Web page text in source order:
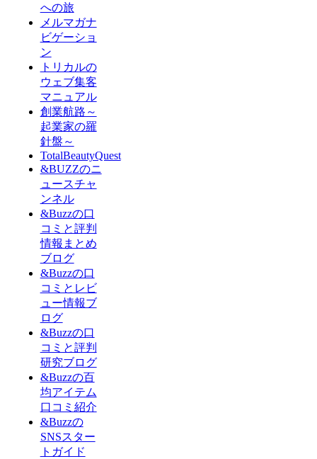
への旅
メルマガナ
ビゲーショ
ン
トリカルの
ウェブ集客
マニュアル
創業航路～
起業家の羅
針盤～
TotalBeautyQuest
&BUZZのニ
ュースチャ
ンネル
&Buzzの口
コミと評判
情報まとめ
ブログ
&Buzzの口
コミとレビ
ュー情報ブ
ログ
&Buzzの口
コミと評判
研究ブログ
&Buzzの百
均アイテム
口コミ紹介
&Buzzの
SNSスター
トガイド